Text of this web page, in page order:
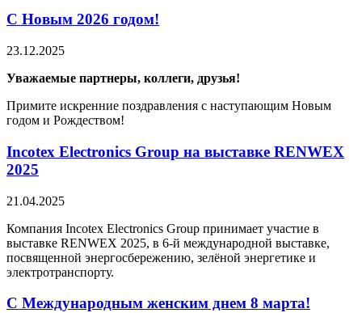
С Новым 2026 годом!
23.12.2025
Уважаемые партнеры, коллеги, друзья!
Примите искренние поздравления с наступающим Новым
годом и Рождеством!
Incotex Electronics Group на выставке RENWEX
2025
21.04.2025
Компания Incotex Electronics Group принимает участие в
выставке RENWEX 2025, в 6-й международной выставке,
посвященной энергосбережению, зелёной энергетике и
электротранспорту.
С Международным женским днем 8 марта!